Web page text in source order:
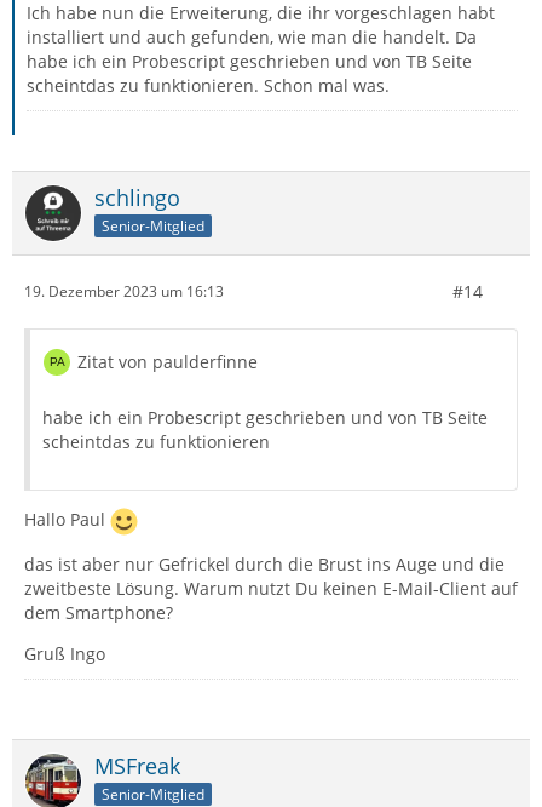
Ich habe nun die Erweiterung, die ihr vorgeschlagen habt
installiert und auch gefunden, wie man die handelt. Da
habe ich ein Probescript geschrieben und von TB Seite
scheintdas zu funktionieren. Schon mal was.
schlingo
Senior-Mitglied
19. Dezember 2023 um 16:13 #14
Zitat von paulderfinne
habe ich ein Probescript geschrieben und von TB Seite
scheintdas zu funktionieren
Hallo Paul
das ist aber nur Gefrickel durch die Brust ins Auge und die
zweitbeste Lösung. Warum nutzt Du keinen E-Mail-Client auf
dem Smartphone?
Gruß Ingo
MSFreak
Senior-Mitglied